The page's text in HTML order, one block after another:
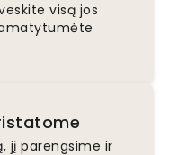
visą jos
jį parengsime ir